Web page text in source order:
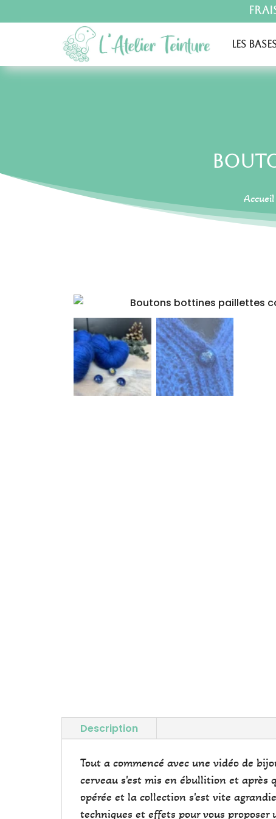
Les
Accueil
Description
Tout a commencé avec une vidéo de
cerveau s'est mis en ébullition et après
opérée et la collection s'est vite
techniques et effets pour vous proposer